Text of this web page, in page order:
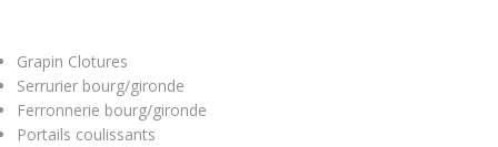
Grapin Clotures
Serrurier bourg/gironde
Ferronnerie bourg/gironde
Portails coulissants